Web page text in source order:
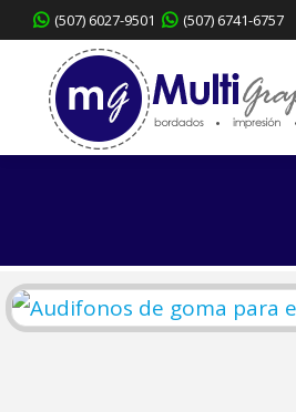
(507) 6027-9501 (507) 6741-6757